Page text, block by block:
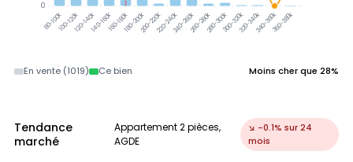
80-100k100-120k120-140k140-160k160-180k180-200k200-220k220-240k240-260k260-280k280-300k300-320k320-340k340-360k360-380k
0
En vente (1019) Ce bien Moins cher que 28%
Tendance
marché
Appartement 2 pièces,
AGDE
↘ -0.1% sur 24
mois